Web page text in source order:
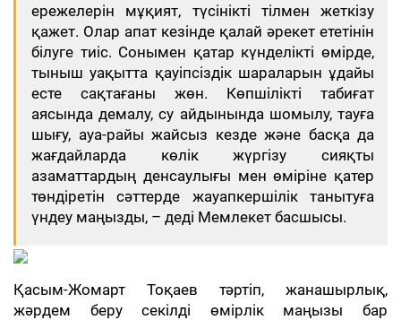
ережелерін мұқият, түсінікті тілмен жеткізу
қажет. Олар апат кезінде қалай әрекет ететінін
білуге тиіс. Сонымен қатар күнделікті өмірде,
тыныш уақытта қауіпсіздік шараларын ұдайы
есте сақтағаны жөн. Көпшілікті табиғат
аясында демалу, су айдынында шомылу, тауға
шығу, ауа-райы жайсыз кезде және басқа да
жағдайларда көлік жүргізу сияқты
азаматтардың денсаулығы мен өміріне қатер
төндіретін сәттерде жауапкершілік танытуға
үндеу маңызды, – деді Мемлекет басшысы.
Қасым-Жомарт Тоқаев тәртіп, жанашырлық,
жәрдем беру секілді өмірлік маңызы бар